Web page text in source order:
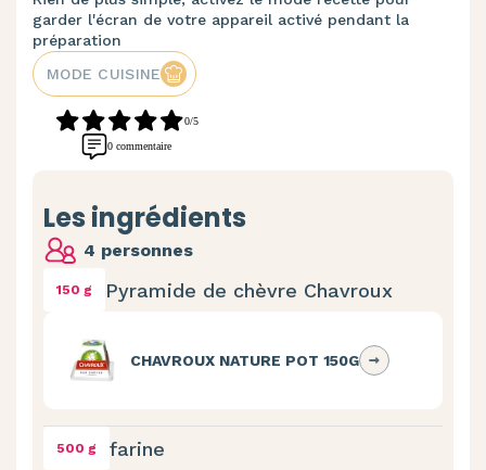
garder l'écran de votre appareil activé pendant la
préparation
MODE CUISINE
0/5
0 commentaire
Les ingrédients
4 personnes
150 g Pyramide de chèvre Chavroux
CHAVROUX NATURE POT 150G
500 g farine